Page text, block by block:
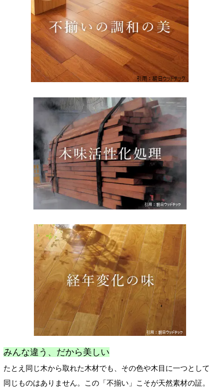
みんな違う、だから美しい
たとえ同じ木から取れた木材でも、その色や木目に一つとして
同じものはありません。この「不揃い」こそが天然素材の証。